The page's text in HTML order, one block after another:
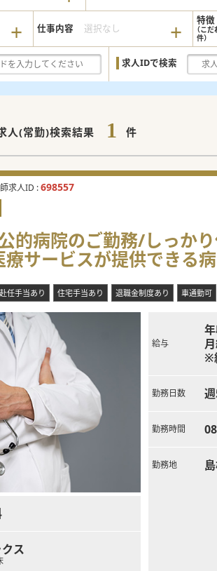
仕事内容 選択なし
特徴
求人IDで検索
人(常勤)検索結果 1 件
求人ID :698557
公的病院のご勤務/しっ
療サービスが提供できる
赴任手当あり 住宅手当あり 退職金制度あり 車通勤可
ス
給与
※
勤務日数
勤務時間
勤務地